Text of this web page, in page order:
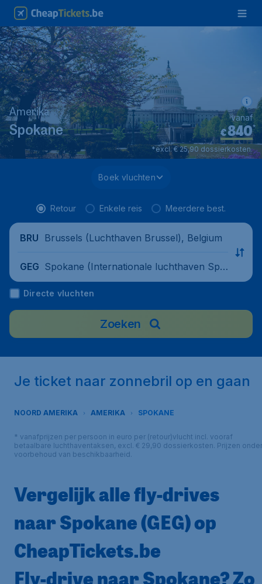
Amerika
Spokane €840*
vanaf
*excl. € 25,90 dossierkosten.
Boek vluchten
Retour Enkele reis Meerdere best.
BRU Brussels (Luchthaven Brussel), Belgium
GEG Spokane (Internationale luchthaven Spo
kane), United States
Directe vluchten
Zoeken
Je ticket naar zonnebril op en gaan
NOORD AMERIKA AMERIKA SPOKANE
* vanafprijzen per persoon in euro per (retour)vlucht incl. vooraf
betaalbare luchthaventaksen, excl. € 29,90 dossierkosten. Prijzen onder
voorbehoud van beschikbaarheid.
Vergelijk alle fly-drives
naar Spokane (GEG) op
CheapTickets.be
Fly-drive naar Spokane? Zo